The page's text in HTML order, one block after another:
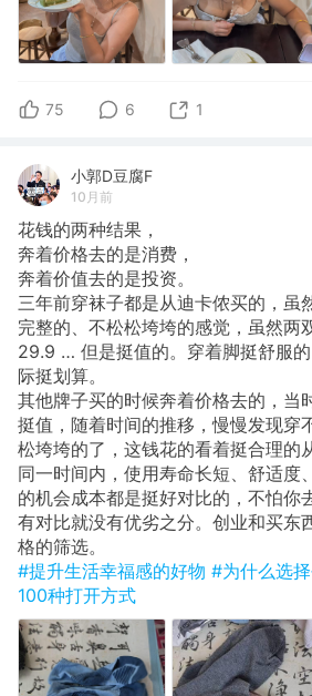
75 6 1
小郭D豆腐F
10月前
花钱的两种结果，
奔着价格去的是消费，
奔着价值去的是投资。
三年前穿袜子都是从迪卡侬买的，虽
完整的、不松松垮垮的感觉，虽然两
29.9 … 但是挺值的。穿着脚挺舒服
际挺划算。
其他牌子买的时候奔着价格去的，当
挺值，随着时间的推移，慢慢发现穿
松垮垮的了，这钱花的看着挺合理的
同一时间内，使用寿命长短、舒适度
的机会成本都是挺好对比的，不怕你
有对比就没有优劣之分。创业和买东
格的筛选。
#提升生活幸福感的好物 #为什么选
100种打开方式